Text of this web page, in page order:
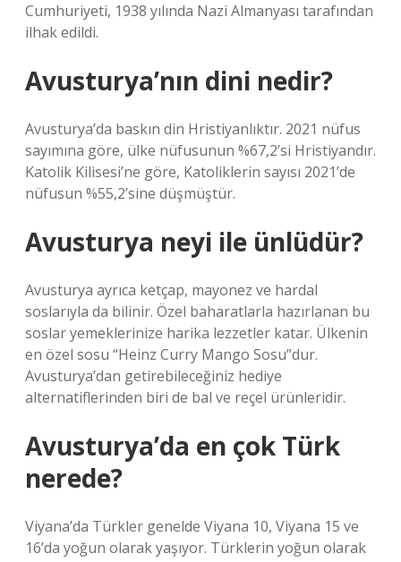
Cumhuriyeti, 1938 yılında Nazi Almanyası tarafından
ilhak edildi.
Avusturya’nın dini nedir?
Avusturya’da baskın din Hristiyanlıktır. 2021 nüfus
sayımına göre, ülke nüfusunun %67,2’si Hristiyandır.
Katolik Kilisesi’ne göre, Katoliklerin sayısı 2021’de
nüfusun %55,2’sine düşmüştür.
Avusturya neyi ile ünlüdür?
Avusturya ayrıca ketçap, mayonez ve hardal
soslarıyla da bilinir. Özel baharatlarla hazırlanan bu
soslar yemeklerinize harika lezzetler katar. Ülkenin
en özel sosu “Heinz Curry Mango Sosu”dur.
Avusturya’dan getirebileceğiniz hediye
alternatiflerinden biri de bal ve reçel ürünleridir.
Avusturya’da en çok Türk
nerede?
Viyana’da Türkler genelde Viyana 10, Viyana 15 ve
16’da yoğun olarak yaşıyor. Türklerin yoğun olarak